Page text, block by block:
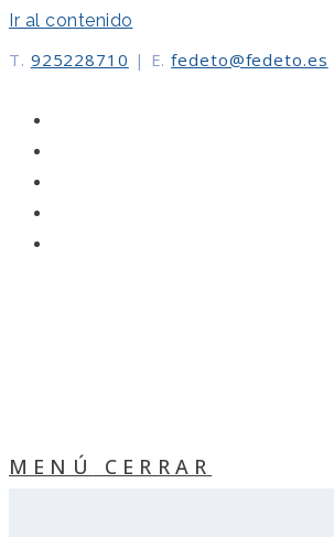
Ir al contenido
T. 925228710 | E. fedeto@fedeto.es
MENÚ CERRAR